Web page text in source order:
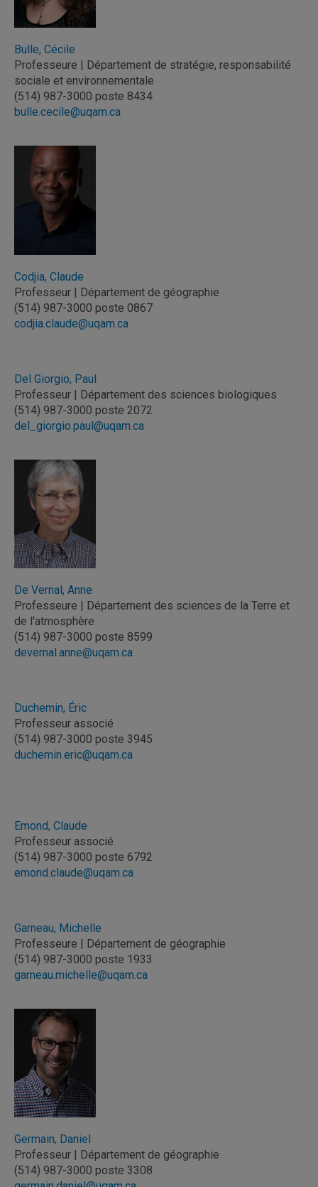
Bulle, Cécile
Professeure | Département de stratégie, responsabilité
sociale et environnementale
(514) 987-3000 poste 8434
bulle.cecile@uqam.ca
Codjia, Claude
Professeur | Département de géographie
(514) 987-3000 poste 0867
codjia.claude@uqam.ca
Del Giorgio, Paul
Professeur | Département des sciences biologiques
(514) 987-3000 poste 2072
del_giorgio.paul@uqam.ca
De Vernal, Anne
Professeure | Département des sciences de la Terre et
de l'atmosphère
(514) 987-3000 poste 8599
devernal.anne@uqam.ca
Duchemin, Éric
Professeur associé
(514) 987-3000 poste 3945
duchemin.eric@uqam.ca
Emond, Claude
Professeur associé
(514) 987-3000 poste 6792
emond.claude@uqam.ca
Garneau, Michelle
Professeure | Département de géographie
(514) 987-3000 poste 1933
garneau.michelle@uqam.ca
Germain, Daniel
Professeur | Département de géographie
(514) 987-3000 poste 3308